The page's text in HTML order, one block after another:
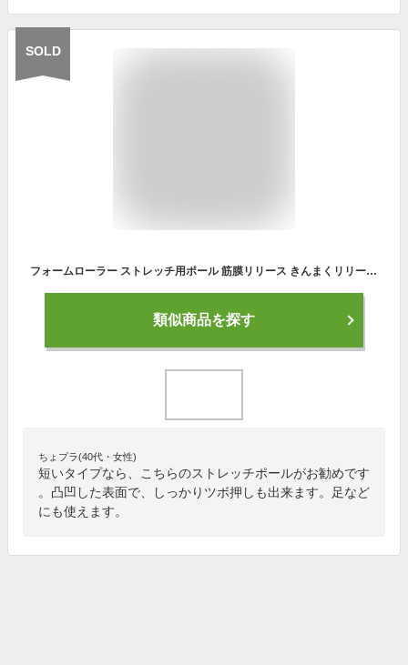
SOLD
フォームローラー ストレッチ用ポール 筋膜リリース きんまくリリース ローラー ダイエット リセット用ポール 体幹 猫背 ストレッチ トリガーポイント セルライト ヨガポール ハーフ ショート グリッド ランブル 器具
類似商品を探す
ちょプラ(40代・女性)
短いタイプなら、こちらのストレッチポールがお勧めです
。凸凹した表面で、しっかりツボ押しも出来ます。足など
にも使えます。